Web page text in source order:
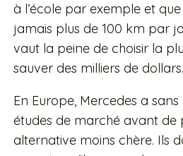
à l’école par exemple et
jamais plus de 100 km par
vaut la peine de choisir la
sauver des milliers de dollars.
En Europe, Mercedes a
études de marché avant de
alternative moins chère. Ils